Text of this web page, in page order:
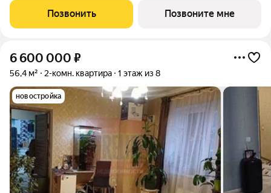
стандарт жизни в малоквартирном клубном доме в
престижном районе Калининграда. Уникальное
Позвонить Позвоните мне
6 600 000 ₽
56,4 м² 2-комн. квартира 1 этаж из 8
новостройка